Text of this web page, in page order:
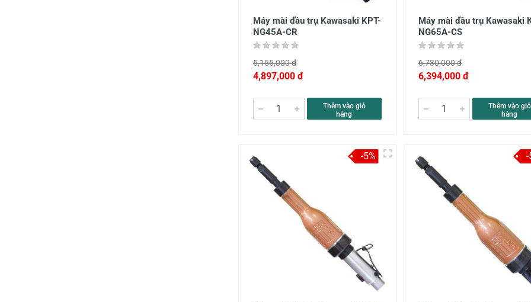
Máy mài đầu trụ Kawasaki KPT-
NG45A-CR
5,155,000 đ
4,897,000 đ
Thêm vào giỏ
hàng
Máy mài đầu trụ Kawasaki
NG65A-CS
6,730,000 đ
6,394,000 đ
Thêm vào giỏ
hàng
-5% -